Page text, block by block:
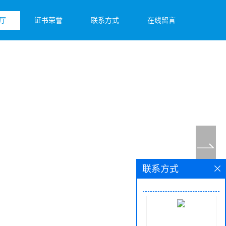
证书荣誉 联系方式 在线留言
联系方式